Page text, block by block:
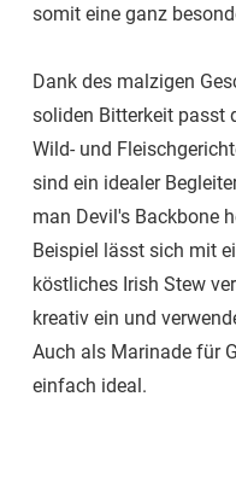
somit eine ganz
Dank des malzigen
soliden Bitterkeit passt
Wild- und
sind ein idealer
man Devil's Backbone
Beispiel lässt sich mit
köstliches Irish Stew
kreativ ein und
Auch als Marinade für
einfach ideal.